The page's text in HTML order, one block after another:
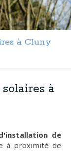
à Cluny
à
de
à proximité de